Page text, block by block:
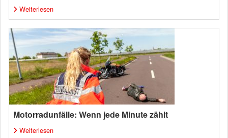
Weiterlesen
Motorradunfälle: Wenn jede Minute zählt
Weiterlesen